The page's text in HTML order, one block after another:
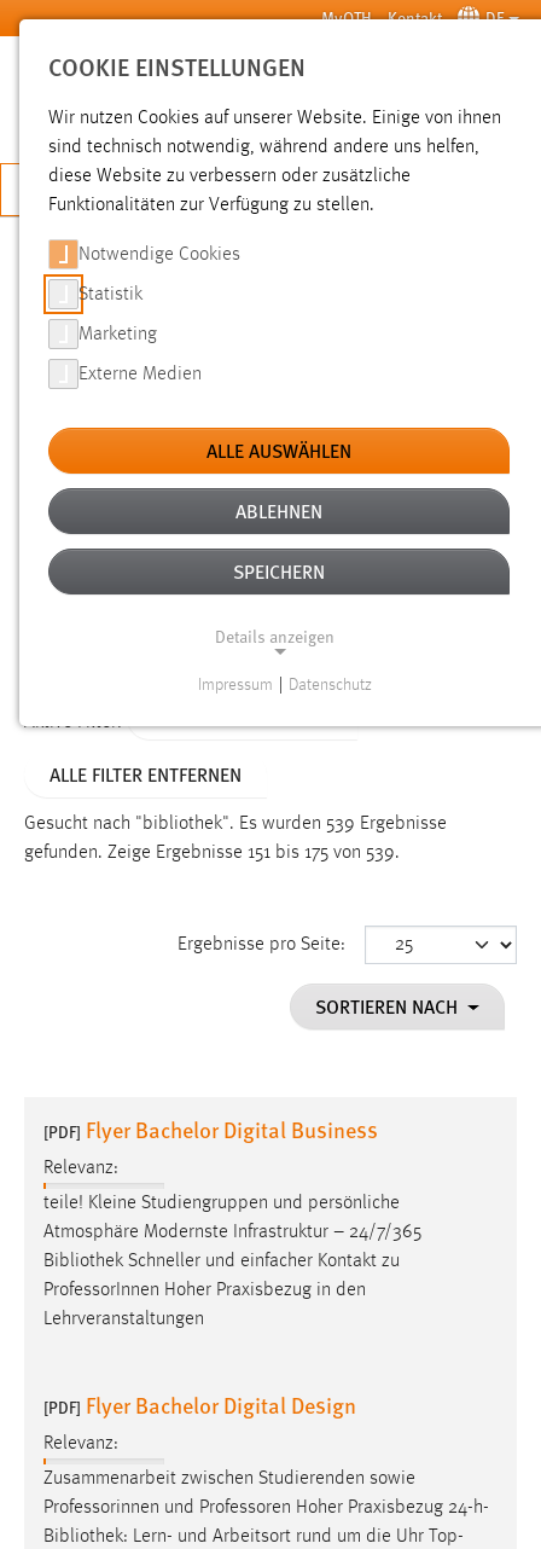
Zum Hauptinhalt springen MyOTH Kontakt DE
SUCHE
JETZT BEWERBEN
SUCHE
FILTER
Typ
Erstellungsdatum
Alter
Aktive Filter:
ALLE FILTER ENTFERNEN
Gesucht nach "bibliothek". Es wurden 539 Ergebnisse
gefunden. Zeige Ergebnisse 151 bis 175 von 539.
Ergebnisse pro Seite:
SORTIEREN NACH
[PDF] Flyer Bachelor Digital Business
Relevanz:
teile! Kleine Studiengruppen und persönliche
Atmosphäre Modernste Infrastruktur – 24/7/365
Bibliothek Schneller und einfacher Kontakt zu
ProfessorInnen Hoher Praxisbezug in den
Lehrveranstaltungen
[PDF] Flyer Bachelor Digital Design
Relevanz:
Zusammenarbeit zwischen Studierenden sowie
Professorinnen und Professoren Hoher Praxisbezug 24-h-
Bibliothek: Lern- und Arbeitsort rund um die Uhr Top-
COOKIE EINSTELLUNGEN
Wir nutzen Cookies auf unserer Website. Einige von ihnen
sind technisch notwendig, während andere uns helfen,
diese Website zu verbessern oder zusätzliche
Funktionalitäten zur Verfügung zu stellen.
Notwendige Cookies
Statistik
Marketing
Externe Medien
ALLE AUSWÄHLEN
ABLEHNEN
SPEICHERN
Details anzeigen
Funktionen und sind für die einwandfreie Funktion der
Einverständnis
cookie_consent
Dieser Cookie speichert die ausgewählten Einverständnis-
Performance
Name:
Zweck:
Für performante Seitenauslieferung wird in diesem Cookie
Sprachpräferenz
site-language-preference
Zweck:
Impressum Datenschutz